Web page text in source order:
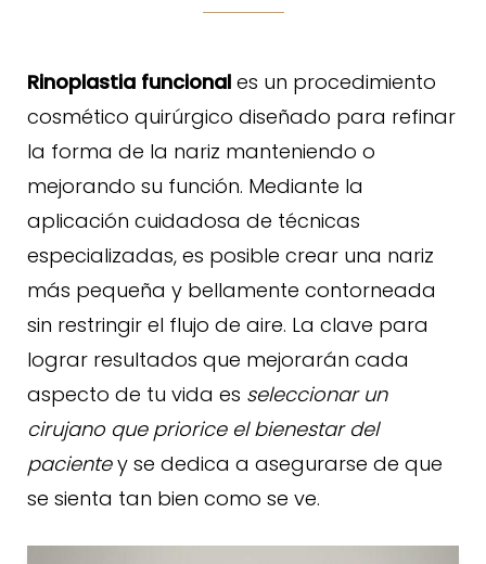
Rinoplastia funcional es un procedimiento
cosmético quirúrgico diseñado para refinar
la forma de la nariz manteniendo o
mejorando su función. Mediante la
aplicación cuidadosa de técnicas
especializadas, es posible crear una nariz
más pequeña y bellamente contorneada
sin restringir el flujo de aire. La clave para
lograr resultados que mejorarán cada
aspecto de tu vida es seleccionar un
cirujano que priorice el bienestar del
pacientey se dedica a asegurarse de que
se sienta tan bien como se ve.